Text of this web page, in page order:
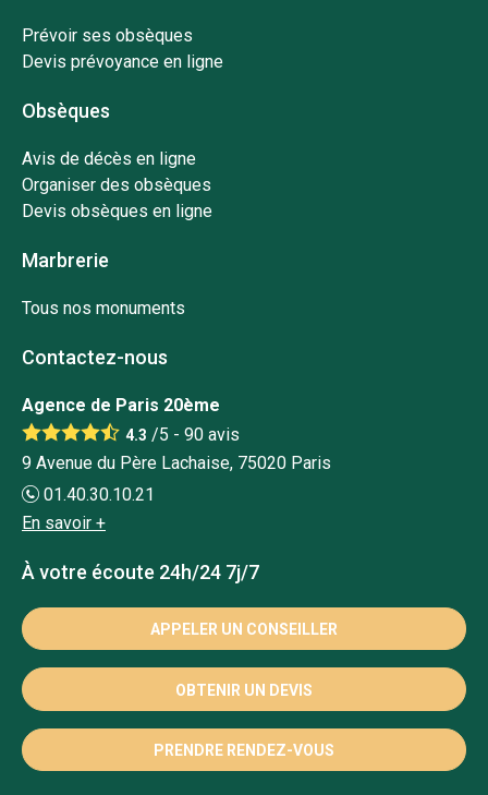
Prévoir ses obsèques
Devis prévoyance en ligne
Obsèques
Avis de décès en ligne
Organiser des obsèques
Devis obsèques en ligne
Marbrerie
Tous nos monuments
Contactez-nous
Agence de Paris 20ème
4.3 /5 - 90 avis
9 Avenue du Père Lachaise, 75020 Paris
01.40.30.10.21
En savoir +
À votre écoute 24h/24 7j/7
APPELER UN CONSEILLER
OBTENIR UN DEVIS
PRENDRE RENDEZ-VOUS